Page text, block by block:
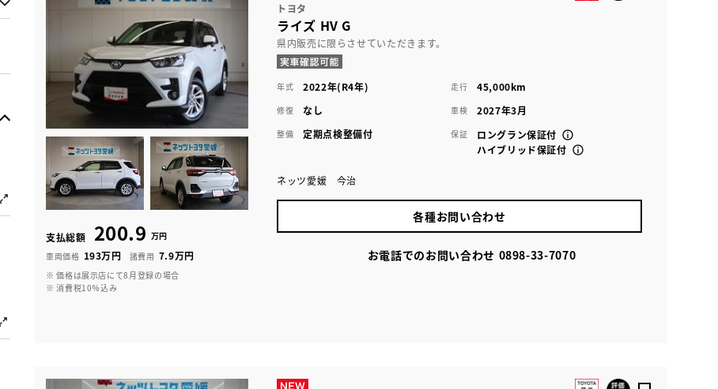
支払総額 200.9 万円
車両価格 193万円 諸費用 7.9万円
※ 価格は展示店にて8月登録の場合
※ 消費税10％込み
トヨタ
ライズ HV G
県内販売に限らさせていただきます。
年式 2022年(R4年) 走行 45,000km
修復 なし 車検 2027年3月
整備 定期点検整備付 保証
ロングラン保証付
ハイブリッド保証付
ネッツ愛媛 今治
各種お問い合わせ
お電話でのお問い合わせ 0898-33-7070